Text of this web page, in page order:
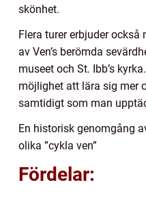
skönhet.
Flera turer erbjuder
av Ven’s berömda
museet och St. Ibb’s
möjlighet att lära sig mer
samtidigt som man
En historisk genomgång
olika ”cykla ven”
Fördelar: